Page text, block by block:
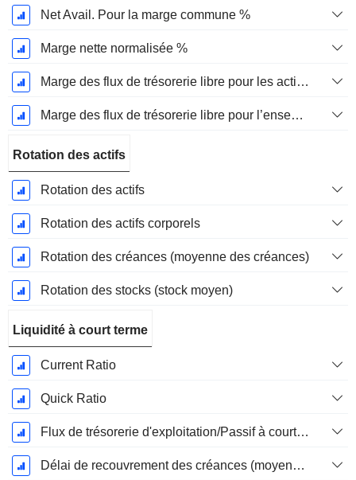
Net Avail. Pour la marge commune %
Marge nette normalisée %
Marge des flux de trésorerie libre pour les actionnaires
Marge des flux de trésorerie libre pour l’ensemble des pourvoyeurs de fonds
Rotation des actifs
Rotation des actifs
Rotation des actifs corporels
Rotation des créances (moyenne des créances)
Rotation des stocks (stock moyen)
Liquidité à court terme
Current Ratio
Quick Ratio
Flux de trésorerie d'exploitation/Passif à court terme
Délai de recouvrement des créances (moyenne des créances)